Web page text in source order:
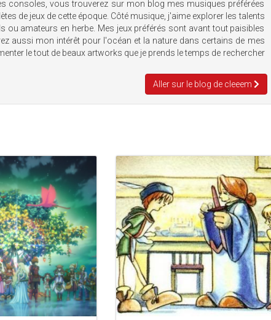
consoles, vous trouverez sur mon blog mes musiques préférées
de jeux de cette époque. Côté musique, j'aime explorer les talents
ou amateurs en herbe. Mes jeux préférés sont avant tout paisibles
aussi mon intérêt pour l'océan et la nature dans certains de mes
le tout de beaux artworks que je prends le temps de rechercher
Aller sur le blog de cleeem